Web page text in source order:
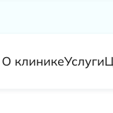
О клиникеУслуги